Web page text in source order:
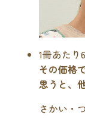
1冊あたり
その価格
思うと、
さかい・